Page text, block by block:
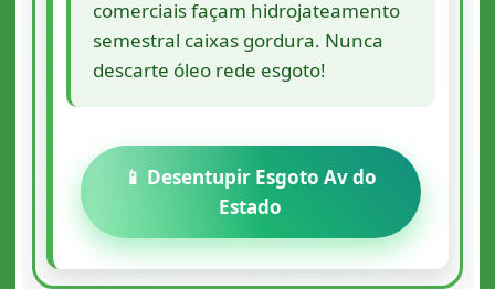
comerciais façam hidrojateamento
semestral caixas gordura. Nunca
descarte óleo rede esgoto!
📱 Desentupir Esgoto Av do
Estado